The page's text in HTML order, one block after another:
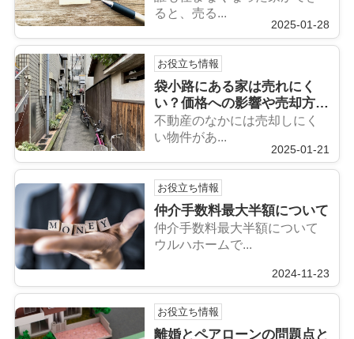
ると、売る...
2025-01-28
お役立ち情報
袋小路にある家は売れにく
い？価格への影響や売却方法
をご紹介！
不動産のなかには売却しにく
い物件があ...
2025-01-21
お役立ち情報
仲介手数料最大半額について
仲介手数料最大半額について
ウルハホームで...
2024-11-23
お役立ち情報
離婚とペアローンの問題点と